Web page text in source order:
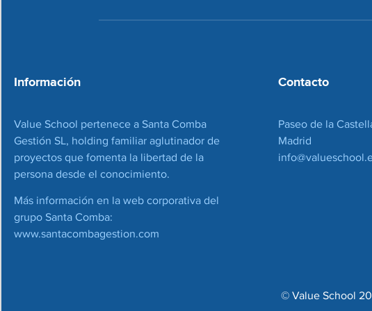
Información
Value School pertenece a Santa Comba
Gestión SL, holding familiar aglutinador de
proyectos que fomenta la libertad de la
persona desde el conocimiento.
Más información en la web corporativa del
grupo Santa Comba:
www.santacombagestion.com
Contacto
Paseo de la
Madrid
© Value School